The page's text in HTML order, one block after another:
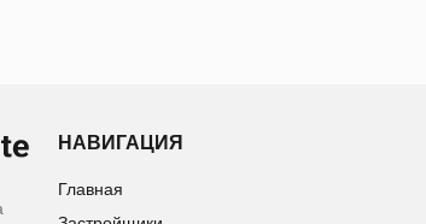
НАВИГАЦИЯ
Главная